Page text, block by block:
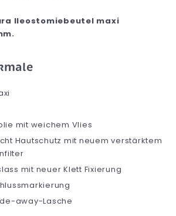
Ileostomiebeutel maxi
mit weichem Vlies
Hautschutz mit neuem verstärktem
mit neuer Klett Fixierung
away-Lasche